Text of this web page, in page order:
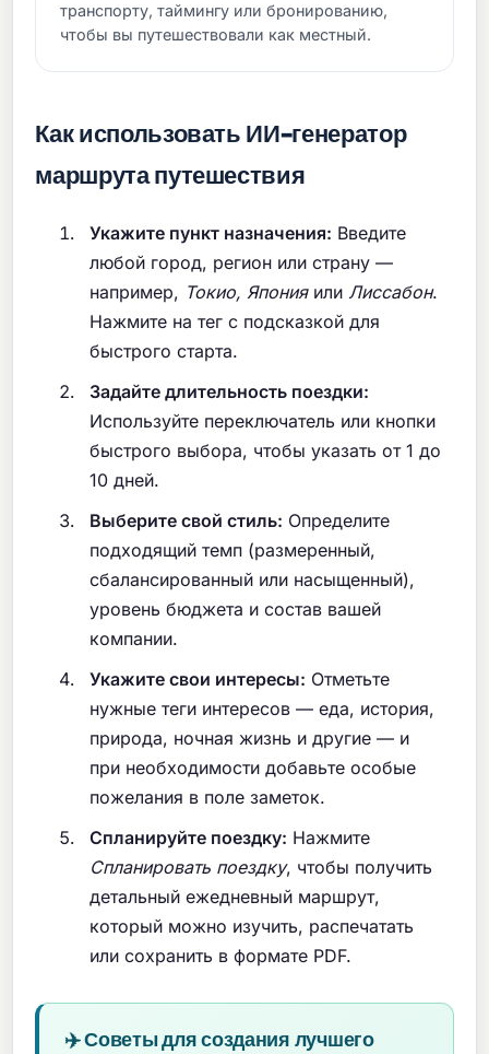
транспорту, таймингу или бронированию,
чтобы вы путешествовали как местный.
Как использовать ИИ-генератор
маршрута путешествия
Укажите пункт назначения: Введите
любой город, регион или страну —
например, Токио, Японияили Лиссабон.
Нажмите на тег с подсказкой для
быстрого старта.
Задайте длительность поездки:
Используйте переключатель или кнопки
быстрого выбора, чтобы указать от 1 до
10 дней.
Выберите свой стиль: Определите
подходящий темп (размеренный,
сбалансированный или насыщенный),
уровень бюджета и состав вашей
компании.
Укажите свои интересы: Отметьте
нужные теги интересов — еда, история,
природа, ночная жизнь и другие — и
при необходимости добавьте особые
пожелания в поле заметок.
Спланируйте поездку: Нажмите
Спланировать поездку, чтобы получить
детальный ежедневный маршрут,
который можно изучить, распечатать
или сохранить в формате PDF.
✈️ Советы для создания лучшего